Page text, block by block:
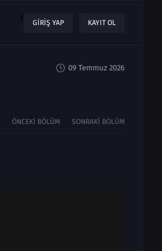
1 GIRIŞ YAP KAYIT OL
09 Temmuz 2026
ÖNCEKI BÖLÜM SONRAKI BÖLÜM